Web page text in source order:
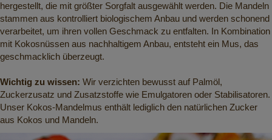
hergestellt, die mit größter Sorgfalt ausgewählt werden. Die Mandeln
stammen aus kontrolliert biologischem Anbau und werden schonend
verarbeitet, um ihren vollen Geschmack zu entfalten. In Kombination
mit Kokosnüssen aus nachhaltigem Anbau, entsteht ein Mus, das
geschmacklich überzeugt.
Wichtig zu wissen: Wir verzichten bewusst auf Palmöl,
Zuckerzusatz und Zusatzstoffe wie Emulgatoren oder Stabilisatoren.
Unser Kokos-Mandelmus enthält lediglich den natürlichen Zucker
aus Kokos und Mandeln.